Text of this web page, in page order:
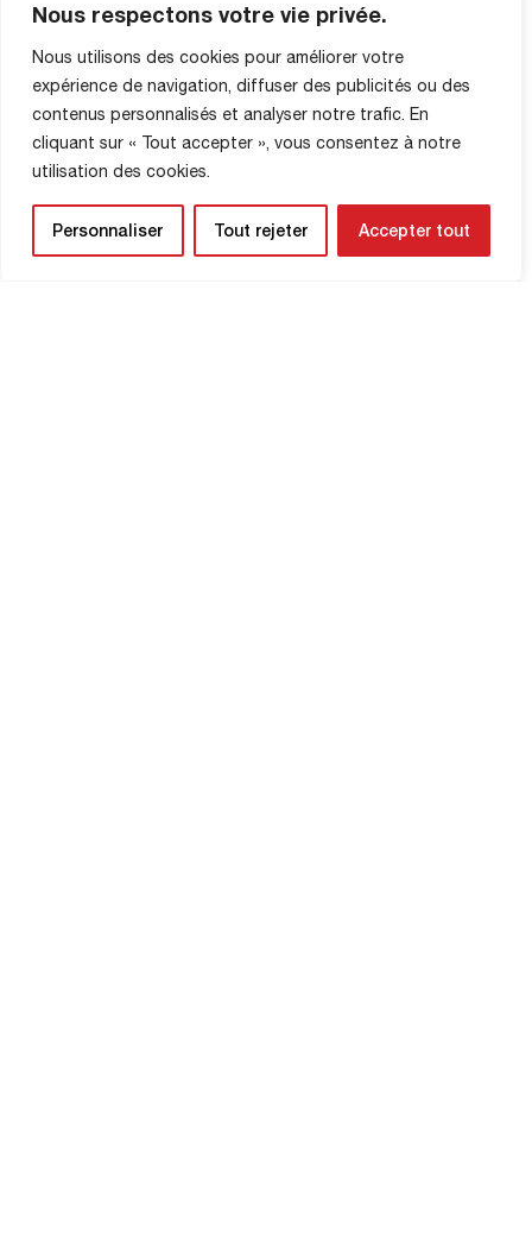
Nous respectons votre vie privée.
Nous utilisons des cookies pour améliorer votre
expérience de navigation, diffuser des publicités ou des
contenus personnalisés et analyser notre trafic. En
cliquant sur « Tout accepter », vous consentez à notre
utilisation des cookies.
Personnaliser Tout rejeter Accepter tout